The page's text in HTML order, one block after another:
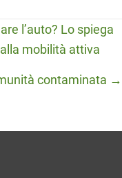
l’auto? Lo spiega
mobilità attiva
contaminata →